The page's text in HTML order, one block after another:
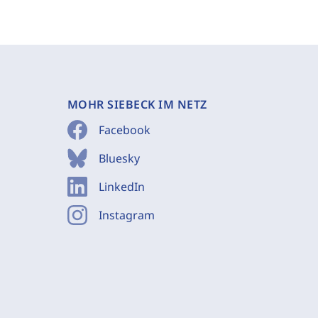
MOHR SIEBECK IM NETZ
Facebook
Bluesky
LinkedIn
Instagram